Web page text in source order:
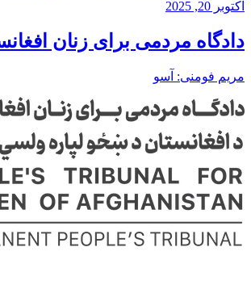
آکتوبر 20, 2025
دادگاه مردمی برای زنان
مریم فومنی: آسو